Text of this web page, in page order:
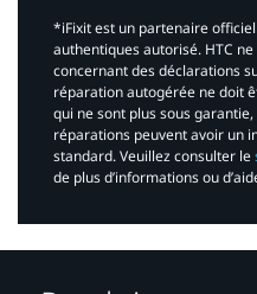
*iFixit est un partenaire
authentiques autorisé. HTC
concernant des déclarations
réparation autogérée ne doit
qui ne sont plus sous
réparations peuvent avoir un
standard. Veuillez consulter le
de plus d’informations ou